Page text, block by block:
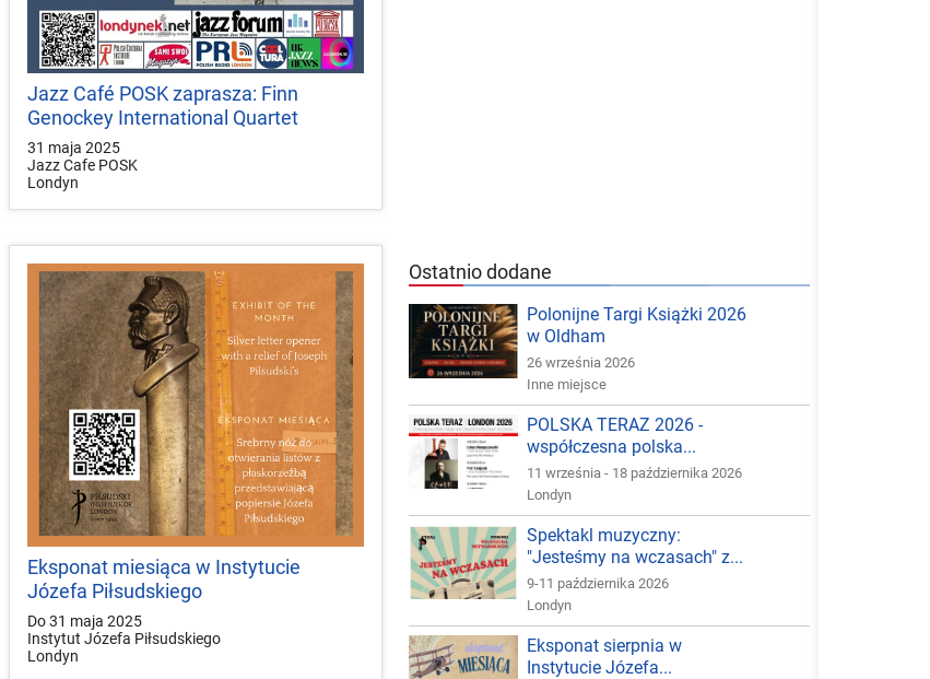
Jazz Café POSK zaprasza: Finn
Genockey International Quartet
31 maja 2025
Jazz Cafe POSK
Londyn
Eksponat miesiąca w Instytucie
Józefa Piłsudskiego
Do 31 maja 2025
Instytut Józefa Piłsudskiego
Londyn
Ostatnio dodane
Polonijne Targi Książki 2026
w Oldham
26 września 2026
Inne miejsce
POLSKA TERAZ 2026 -
współczesna polska...
11 września - 18 października 2026
Londyn
Spektakl muzyczny:
"Jesteśmy na wczasach" z...
9-11 października 2026
Londyn
Eksponat sierpnia w
Instytucie Józefa...